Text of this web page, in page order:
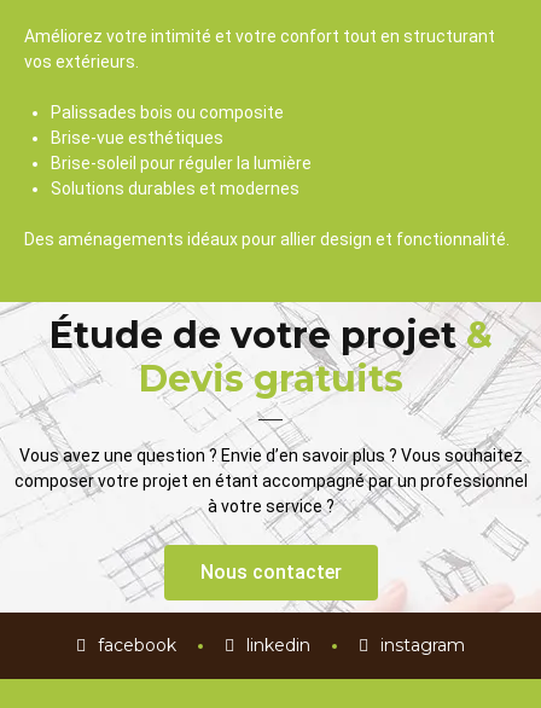
Améliorez votre intimité et votre confort tout en structurant
vos extérieurs.
Palissades bois ou composite
Brise-vue esthétiques
Brise-soleil pour réguler la lumière
Solutions durables et modernes
Des aménagements idéaux pour allier design et fonctionnalité.
Étude de votre projet&
Devis gratuits
Vous avez une question ? Envie d’en savoir plus ? Vous souhaitez
composer votre projet en étant accompagné par un professionnel
à votre service ?
Nous contacter
facebook linkedin instagram